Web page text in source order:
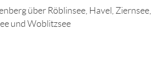
über Röblinsee, Havel, Ziernsee,
und Woblitzsee